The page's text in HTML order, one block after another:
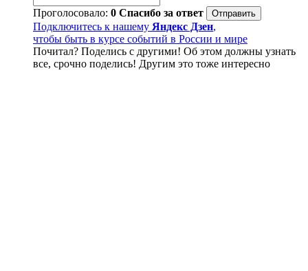
Проголосовало: 0 Спасибо за ответ
Подключитесь к нашему Яндекс Дзен,
чтобы быть в курсе событий в России и мире
Почитал? Поделись с другими! Об этом должны узнать
все, срочно поделись! Другим это тоже интересно